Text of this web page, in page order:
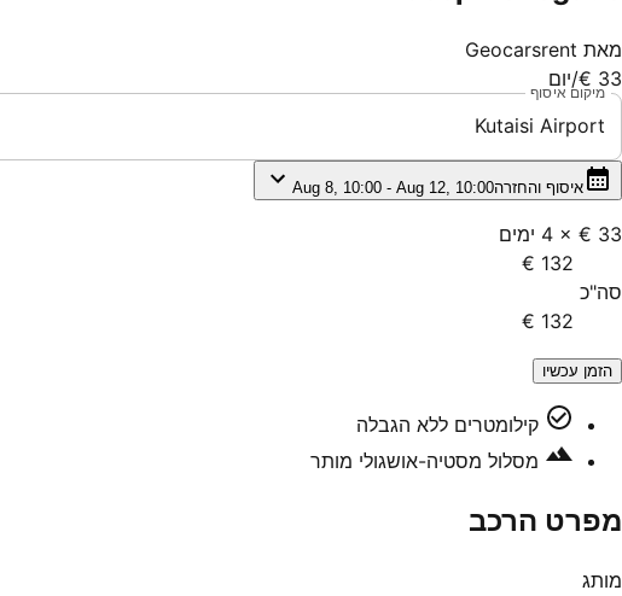
מאת Geocarsrent
33 €
/יום
מיקום איסוף
Kutaisi Airport
איסוף והחזרהAug 8, 10:00 - Aug 12, 10:00
33 €
×
4 ימים
132 €
סה"כ
132 €
הזמן עכשיו
קילומטרים ללא הגבלה
מסלול מסטיה-אושגולי מותר
מפרט הרכב
מותג